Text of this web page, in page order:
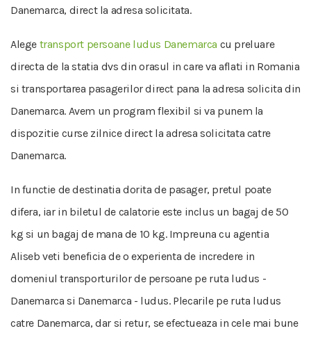
Danemarca, direct la adresa solicitata.
Alege transport persoane ludus Danemarca cu preluare
directa de la statia dvs din orasul in care va aflati in Romania
si transportarea pasagerilor direct pana la adresa solicita din
Danemarca. Avem un program flexibil si va punem la
dispozitie curse zilnice direct la adresa solicitata catre
Danemarca.
In functie de destinatia dorita de pasager, pretul poate
difera, iar in biletul de calatorie este inclus un bagaj de 50
kg si un bagaj de mana de 10 kg. Impreuna cu agentia
Aliseb veti beneficia de o experienta de incredere in
domeniul transporturilor de persoane pe ruta ludus -
Danemarca si Danemarca - ludus. Plecarile pe ruta ludus
catre Danemarca, dar si retur, se efectueaza in cele mai bune